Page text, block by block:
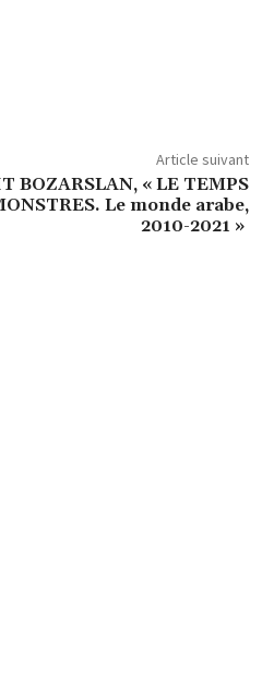
Article suivant
BOZARSLAN, « LE TEMPS
Le monde arabe,
2010-2021 »